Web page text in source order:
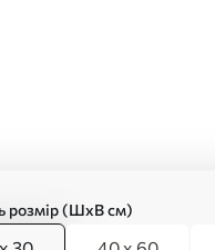
розмір (ШхВ см)